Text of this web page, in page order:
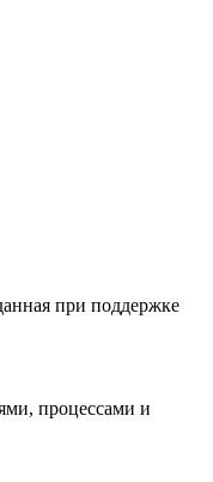
при поддержке
процессами и